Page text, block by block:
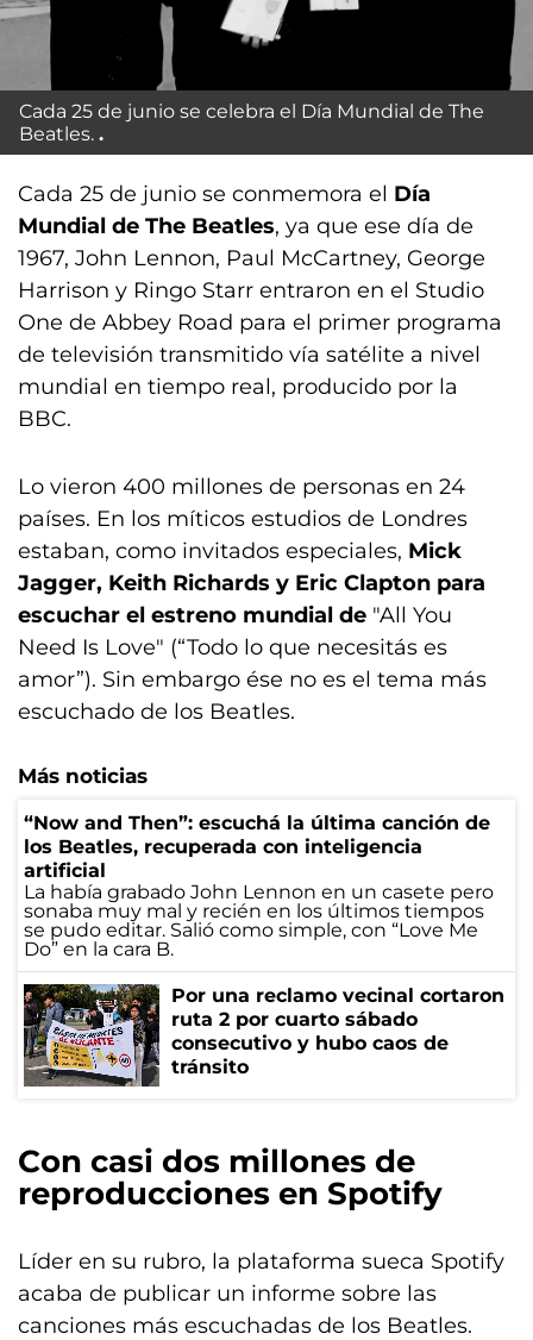
Cada 25 de junio se celebra el Día Mundial de The
Beatles.
Cada 25 de junio se conmemora el Día
Mundial de The Beatles, ya que ese día de
1967, John Lennon, Paul McCartney, George
Harrison y Ringo Starr entraron en el Studio
One de Abbey Road para el primer programa
de televisión transmitido vía satélite a nivel
mundial en tiempo real, producido por la
BBC.
Lo vieron 400 millones de personas en 24
países. En los míticos estudios de Londres
estaban, como invitados especiales, Mick
Jagger, Keith Richards y Eric Clapton para
escuchar el estreno mundial de "All You
Need Is Love" (“Todo lo que necesitás es
amor”). Sin embargo ése no es el tema más
escuchado de los Beatles.
Más noticias
“Now and Then”: escuchá la última canción de
los Beatles, recuperada con inteligencia
artificial
La había grabado John Lennon en un casete pero
sonaba muy mal y recién en los últimos tiempos
se pudo editar. Salió como simple, con “Love Me
Do” en la cara B.
Por una reclamo vecinal cortaron
ruta 2 por cuarto sábado
consecutivo y hubo caos de
tránsito
Con casi dos millones de
reproducciones en Spotify
Líder en su rubro, la plataforma sueca Spotify
acaba de publicar un informe sobre las
canciones más escuchadas de los Beatles.